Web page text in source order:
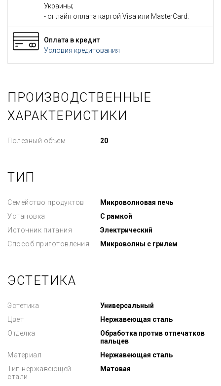
Украины;
- онлайн оплата картой Visa или MasterCard.
Оплата в кредит
Условия кредитования
ПРОИЗВОДСТВЕННЫЕ
ХАРАКТЕРИСТИКИ
Полезный объем 20
ТИП
Семейство продуктов
Микроволновая печь
Установка
С рамкой
Источник питания
Электрический
Способ приготовления
Микроволны с грилем
ЭСТЕТИКА
Эстетика
Универсальный
Цвет
Нержавеющая сталь
Отделка
Обработка против отпечатков
пальцев
Материал
Нержавеющая сталь
Тип нержавеющей
стали
Матовая